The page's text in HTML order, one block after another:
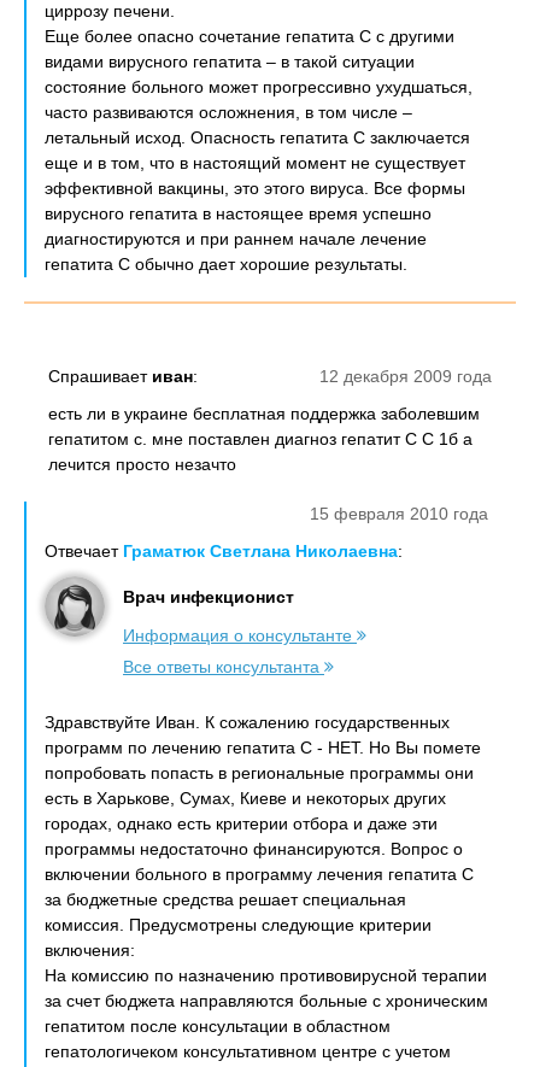
циррозу печени.
Еще более опасно сочетание гепатита С с другими
видами вирусного гепатита – в такой ситуации
состояние больного может прогрессивно ухудшаться,
часто развиваются осложнения, в том числе –
летальный исход. Опасность гепатита С заключается
еще и в том, что в настоящий момент не существует
эффективной вакцины, это этого вируса. Все формы
вирусного гепатита в настоящее время успешно
диагностируются и при раннем начале лечение
гепатита С обычно дает хорошие результаты.
12 декабря 2009 года
Спрашивает иван:
есть ли в украине бесплатная поддержка заболевшим
гепатитом с. мне поставлен диагноз гепатит С С 1б а
лечится просто незачто
15 февраля 2010 года
Отвечает Граматюк Светлана Николаевна:
Врач инфекционист
Информация о консультанте
Все ответы консультанта
Здравствуйте Иван. К сожалению государственных
программ по лечению гепатита С - НЕТ. Но Вы помете
попробовать попасть в региональные программы они
есть в Харькове, Сумах, Киеве и некоторых других
городах, однако есть критерии отбора и даже эти
программы недостаточно финансируются. Вопрос о
включении больного в программу лечения гепатита С
за бюджетные средства решает специальная
комиссия. Предусмотрены следующие критерии
включения:
На комиссию по назначению противовирусной терапии
за счет бюджета направляются больные с хроническим
гепатитом после консультации в областном
гепатологичеком консультативном центре с учетом